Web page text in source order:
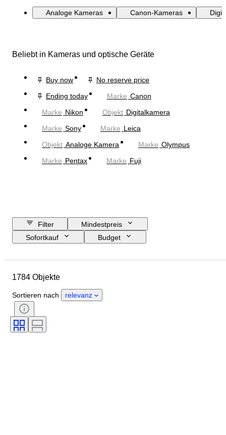
Analoge Kameras Canon-Kameras
Beliebt in Kameras und optische Geräte
Buy now
No reserve price
Ending today
Marke Canon
Marke Nikon Objekt Digitalkamera
Marke Sony Marke Leica
Objekt Analoge Kamera Marke Olympus
Marke Pentax Marke Fuji
Filter
Mindestpreis
Sofortkauf
Budget
Material
Stil
Auflage
Sprache
Objektivanschluss
Art von Videorekorder
1784 Objekte
Sortieren nach relevanz